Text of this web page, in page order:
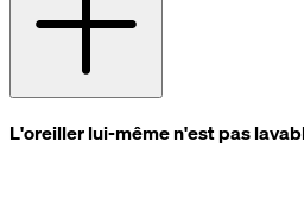
L'oreiller lui-même n'est pas